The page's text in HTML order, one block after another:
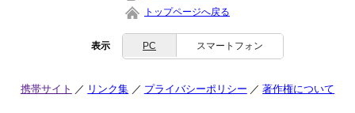
トップページへ戻る
表示 PC スマートフォン
携帯サイト リンク集 プライバシーポリシー 著作権について